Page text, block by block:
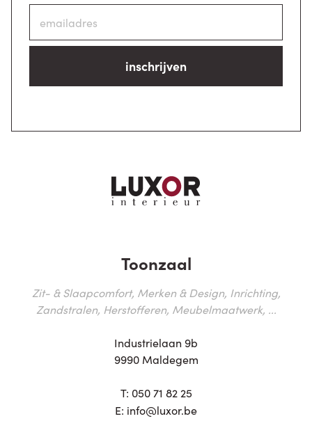
inschrijven
Toonzaal
Zit- & Slaapcomfort, Merken & Design, Inrichting,
Zandstralen, Herstofferen, Meubelmaatwerk, ...
Industrielaan 9b
9990 Maldegem
T: 050 71 82 25
E: info@luxor.be